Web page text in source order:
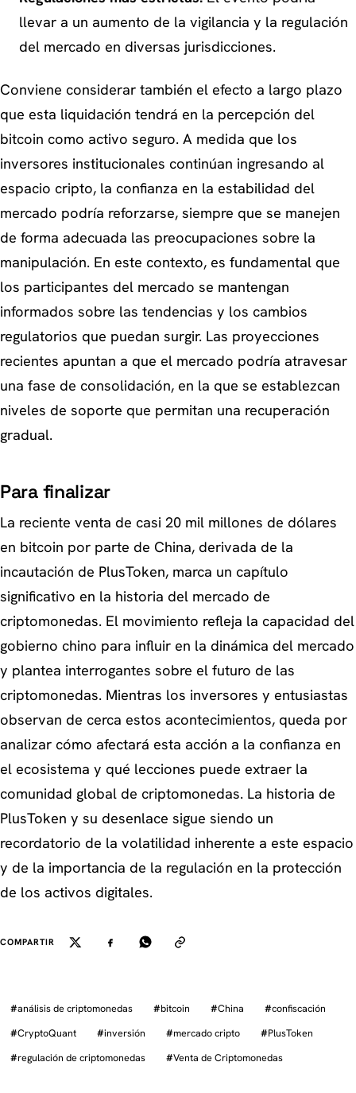
llevar a un aumento de la vigilancia y la regulación
del mercado en diversas jurisdicciones.
Conviene considerar también el efecto a largo plazo
que esta liquidación tendrá en la percepción del
bitcoin como activo seguro. A medida que los
inversores institucionales continúan ingresando al
espacio cripto, la confianza en la estabilidad del
mercado podría reforzarse, siempre que se manejen
de forma adecuada las preocupaciones sobre la
manipulación. En este contexto, es fundamental que
los participantes del mercado se mantengan
informados sobre las tendencias y los cambios
regulatorios que puedan surgir. Las proyecciones
recientes apuntan a que el mercado podría atravesar
una fase de consolidación, en la que se establezcan
niveles de soporte que permitan una recuperación
gradual.
Para finalizar
La reciente venta de casi 20 mil millones de dólares
en bitcoin por parte de China, derivada de la
incautación de PlusToken, marca un capítulo
significativo en la historia del mercado de
criptomonedas. El movimiento refleja la capacidad del
gobierno chino para influir en la dinámica del mercado
y plantea interrogantes sobre el futuro de las
criptomonedas. Mientras los inversores y entusiastas
observan de cerca estos acontecimientos, queda por
analizar cómo afectará esta acción a la confianza en
el ecosistema y qué lecciones puede extraer la
comunidad global de criptomonedas. La historia de
PlusToken y su desenlace sigue siendo un
recordatorio de la volatilidad inherente a este espacio
y de la importancia de la regulación en la protección
de los activos digitales.
COMPARTIR
#análisis de criptomonedas #bitcoin #China #confiscación
#CryptoQuant #inversión #mercado cripto #PlusToken
#regulación de criptomonedas #Venta de Criptomonedas